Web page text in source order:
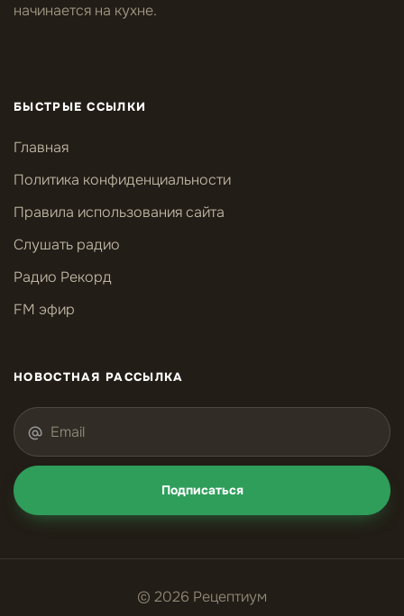
начинается на кухне.
БЫСТРЫЕ ССЫЛКИ
Главная
Политика конфиденциальности
Правила использования сайта
Слушать радио
Радио Рекорд
FM эфир
НОВОСТНАЯ РАССЫЛКА
Подписаться
© 2026 Рецептиум